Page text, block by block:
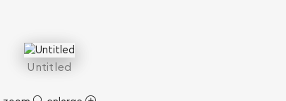
Untitled